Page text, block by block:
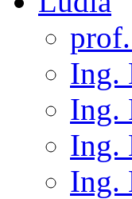
Ing.
Ing.
Ing.
Ing.